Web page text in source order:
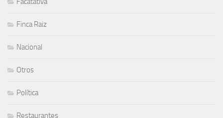
Finca Raiz
Nacional
Otros
Política
Restaurantes